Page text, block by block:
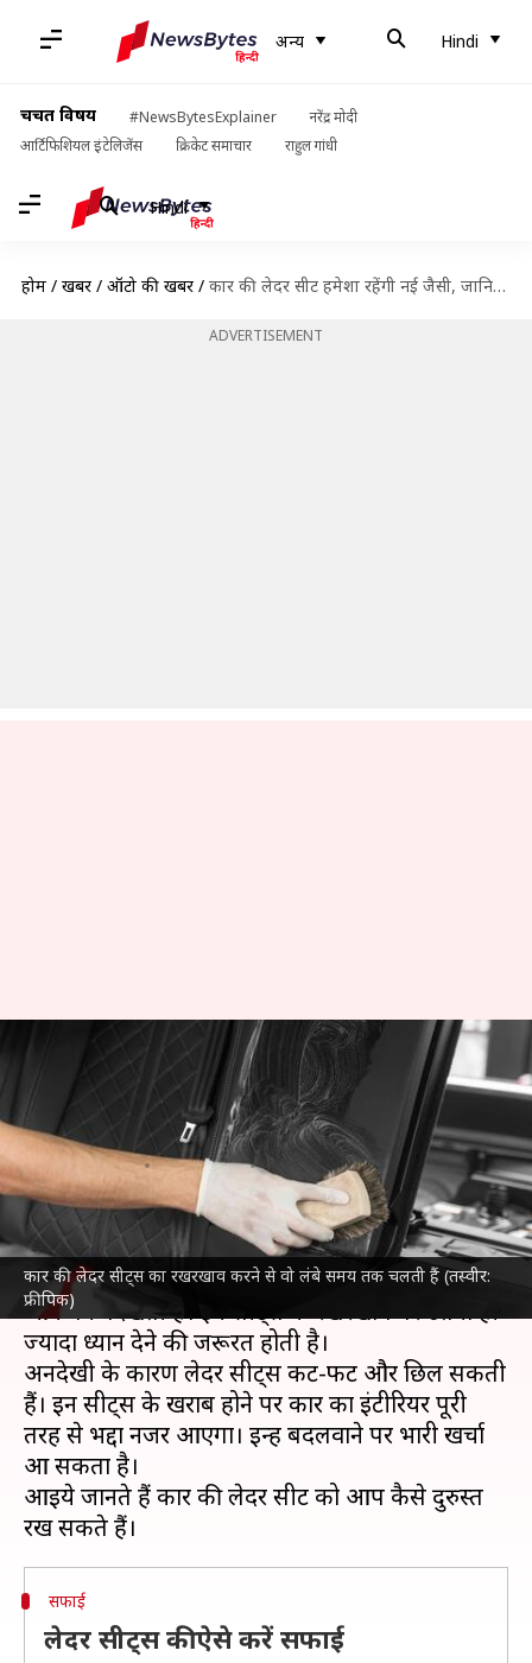
अन्य Hindi
चर्चित विषय #NewsBytesExplainer
नरेंद्र मोदी
आर्टिफिशियल इंटेलिजेंस
क्रिकेट समाचार राहुल गांधी
Hindi
होम / खबरें / ऑटो की खबरें / कार की लेदर सीट हमेशा रहेंगी नई जैसी, जानिए रखरखाव के आसान तरीके
ADVERTISEMENT
कार की लेदर सीट्स का रखरखाव करने से वो लंबे समय तक चलती हैं (तस्वीर:
फ्रीपिक)
कार की लेदर सीट हमेशा रहेंगी नई
जैसी, जानिए रखरखाव के आसान
तरीके
लेखन दिनेश चंद शर्मा Sep 28, 2024 05:41 pm
क्या है खबर?
कारके केबिन में लेदर सीट्स प्रीमियम अनुभव देने के साथ
आकर्षक दिखती हैं। इन सीट्स के रखरखाव पर उतना ही
ज्यादा ध्यान देने की जरूरत होती है।
अनदेखी के कारण लेदर सीट्स कट-फट और छिल सकती
हैं। इन सीट्स के खराब होने पर कार का इंटीरियर पूरी
तरह से भद्दा नजर आएगा। इन्हें बदलवाने पर भारी खर्चा
आ सकता है।
आइये जानते हैं कार की लेदर सीट को आप कैसे दुरुस्त
सफाई
लेदर सीट्स की ऐसे करें सफाई